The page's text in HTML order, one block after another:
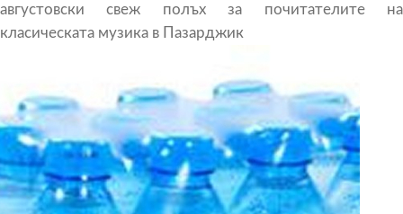
августовски свеж полъх за почитателите на
класическата музика в Пазарджик